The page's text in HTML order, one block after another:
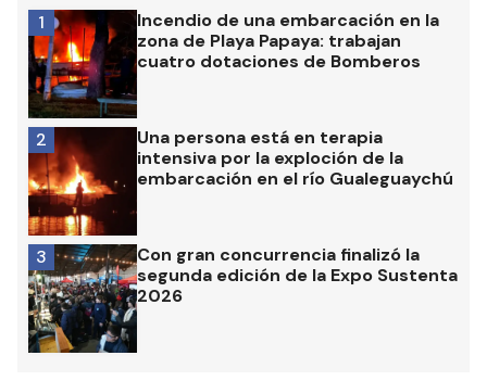
Incendio de una embarcación en la
zona de Playa Papaya: trabajan
cuatro dotaciones de Bomberos
1
Una persona está en terapia
intensiva por la exploción de la
embarcación en el río Gualeguaychú
2
Con gran concurrencia finalizó la
segunda edición de la Expo Sustenta
2026
3